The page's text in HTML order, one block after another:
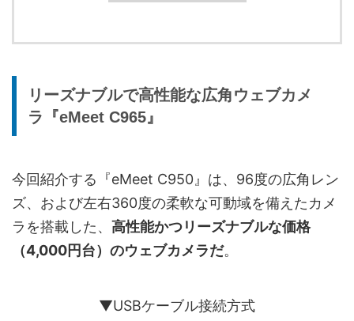
リーズナブルで高性能な広角ウェブカメ
ラ『eMeet C965』
今回紹介する『eMeet C950』は、96度の広角レン
ズ、および左右360度の柔軟な可動域を備えたカメ
ラを搭載した、 高性能かつリーズナブルな価格
（4,000円台）のウェブカメラだ。
▼USBケーブル接続方式